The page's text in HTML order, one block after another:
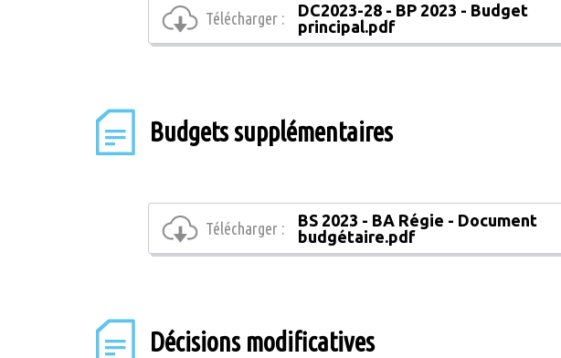
Télécharger :
DC2023-28 - BP 2023 - Budget
principal.pdf
Budgets supplémentaires
Télécharger :
BS 2023 - BA Régie - Document
budgétaire.pdf
Décisions modificatives